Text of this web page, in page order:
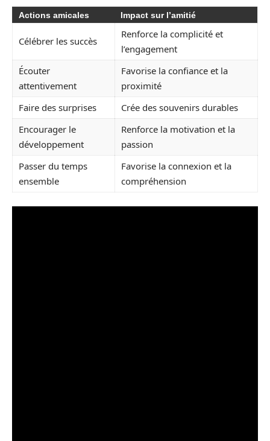
Actions amicales Impact sur l’amitié
Célébrer les succès
Renforce la complicité et
l’engagement
Écouter
attentivement
Favorise la confiance et la
proximité
Faire des surprises
Crée des souvenirs durables
Encourager le
développement
Renforce la motivation et la
passion
Passer du temps
ensemble
Favorise la connexion et la
compréhension